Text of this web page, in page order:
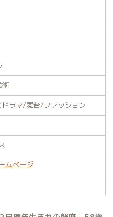
術
ラマ/舞台/ファッション
ムページ